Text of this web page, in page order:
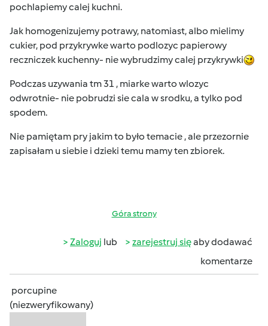
pochlapiemy calej kuchni.
Jak homogenizujemy potrawy, natomiast, albo mielimy
cukier, pod przykrywke warto podlozyc papierowy
reczniczek kuchenny- nie wybrudzimy calej przykrywki
Podczas uzywania tm 31 , miarke warto wlozyc
odwrotnie- nie pobrudzi sie cala w srodku, a tylko pod
spodem.
Nie pamiętam pry jakim to było temacie , ale przezornie
zapisałam u siebie i dzieki temu mamy ten zbiorek.
Góra strony
Zaloguj lub zarejestruj sięaby dodawać
komentarze
porcupine
(niezweryfikowany)